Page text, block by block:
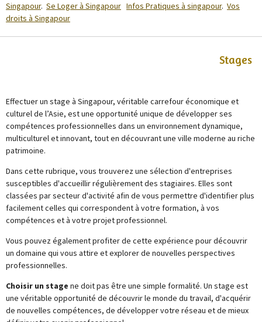
Singapour. Se Loger à Singapour Infos Pratiques à singapour. Vos
droits à Singapour
Stages
Effectuer un stage à Singapour, véritable carrefour économique et
culturel de l’Asie, est une opportunité unique de développer ses
compétences professionnelles dans un environnement dynamique,
multiculturel et innovant, tout en découvrant une ville moderne au riche
patrimoine.
Dans cette rubrique, vous trouverez une sélection d'entreprises
susceptibles d'accueillir régulièrement des stagiaires. Elles sont
classées par secteur d'activité afin de vous permettre d'identifier plus
facilement celles qui correspondent à votre formation, à vos
compétences et à votre projet professionnel.
Vous pouvez également profiter de cette expérience pour découvrir
un domaine qui vous attire et explorer de nouvelles perspectives
professionnelles.
Choisir un stage ne doit pas être une simple formalité. Un stage est
une véritable opportunité de découvrir le monde du travail, d'acquérir
de nouvelles compétences, de développer votre réseau et de mieux